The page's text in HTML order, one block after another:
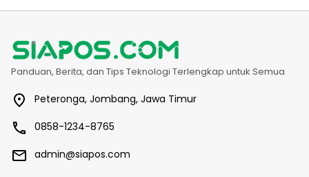
Panduan, Berita, dan Tips Teknologi Terlengkap untuk Semua
Peteronga, Jombang, Jawa Timur
0858-1234-8765
admin@siapos.com